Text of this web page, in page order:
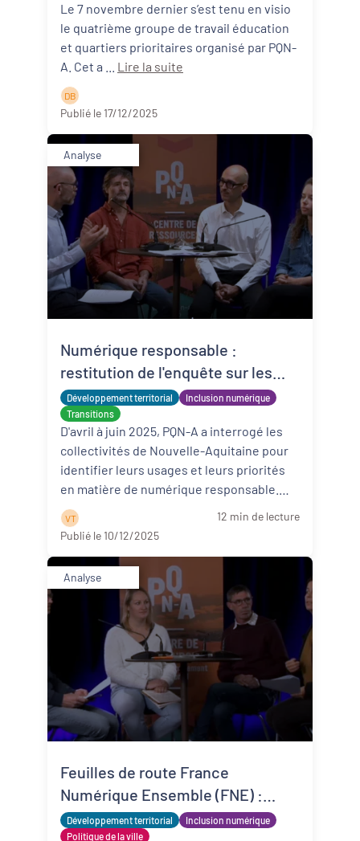
numérique ? Synthèse des
échanges du groupe de travail #4
Le 7 novembre dernier s’est tenu en visio
le quatrième groupe de travail éducation
et quartiers prioritaires organisé par PQN-
Lire la suite
D B
Publié le 17/12/2025
Analyse
Développement territorial
Inclusion numérique
Transitions
Numérique responsable :
restitution de l'enquête sur les
pratiques et les besoins des
collectivités de Nouvelle-
Aquitaine
D'avril à juin 2025, PQN-A a interrogé les
collectivités de Nouvelle-Aquitaine pour
identifier leurs usages et leurs priorités
en matière de numérique responsable.
V T
12 min de lecture
Publié le 10/12/2025
Analyse
Développement territorial
Inclusion numérique
Politique de la ville
Feuilles de route France
Numérique Ensemble (FNE) :
analyse et perspectives en